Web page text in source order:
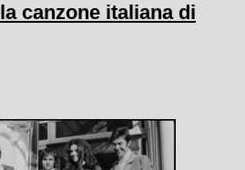
canzone italiana di